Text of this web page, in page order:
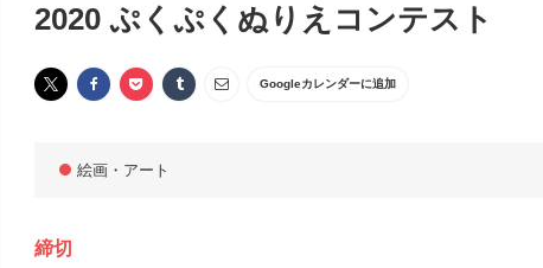
2020 ぷくぷくぬりえコンテスト
Googleカレンダーに追加
絵画・アート
締切